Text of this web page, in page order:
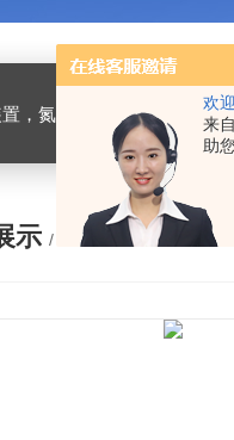
欢
来
助
温恒温槽，超声波细胞粉碎机，融浆机，超声波清洗机
示 / PRODUCTS